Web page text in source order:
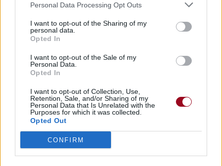
Personal Data Processing Opt Outs
I want to opt-out of the Sharing of my
personal data.
Opted In
I want to opt-out of the Sale of my
Personal Data.
Opted In
I want to opt-out of Collection, Use,
Retention, Sale, and/or Sharing of my
Personal Data that Is Unrelated with the
Purposes for which it was collected.
Opted Out
CONFIRM